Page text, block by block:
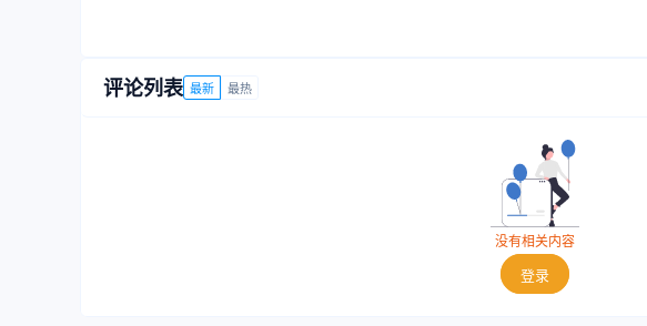
评论列表 最新 最热
没有相关内容
登录